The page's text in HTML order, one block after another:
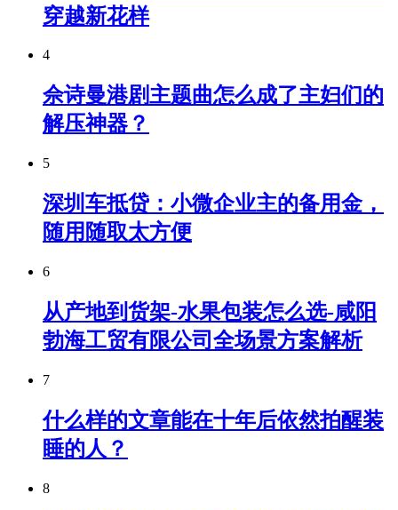
穿越新花样
4
佘诗曼港剧主题曲怎么成了主妇们的
解压神器？
5
深圳车抵贷：小微企业主的备用金，
随用随取太方便
6
从产地到货架-水果包装怎么选-咸阳
勃海工贸有限公司全场景方案解析
7
什么样的文章能在十年后依然拍醒装
睡的人？
8